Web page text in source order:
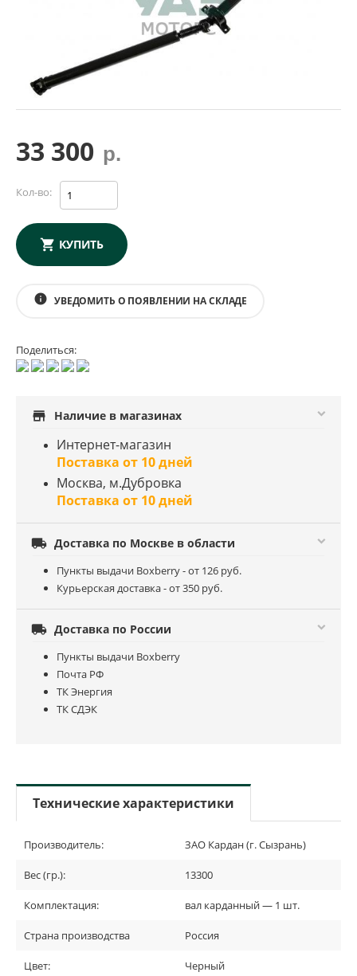
33 300 р.
Кол-во:
КУПИТЬ
info УВЕДОМИТЬ О ПОЯВЛЕНИИ НА СКЛАДЕ
Поделиться:
store Наличие в магазинах
Интернет-магазин
Поставка от 10 дней
Москва, м.Дубровка
Поставка от 10 дней
 Доставка по Москве в области
Пункты выдачи Boxberry - от 126 руб.
Курьерская доставка - от 350 руб.
 Доставка по России
Пункты выдачи Boxberry
Почта РФ
ТК Энергия
ТК СДЭК
Технические характеристики
Производитель: ЗАО Кардан (г. Сызрань)
Вес (гр.): 13300
Комплектация: вал карданный — 1 шт.
Страна производства Россия
Цвет: Черный